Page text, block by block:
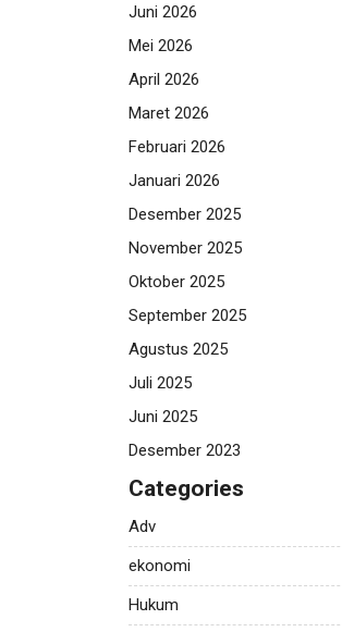
Juni 2026
Mei 2026
April 2026
Maret 2026
Februari 2026
Januari 2026
Desember 2025
November 2025
Oktober 2025
September 2025
Agustus 2025
Juli 2025
Juni 2025
Desember 2023
Categories
Adv
ekonomi
Hukum